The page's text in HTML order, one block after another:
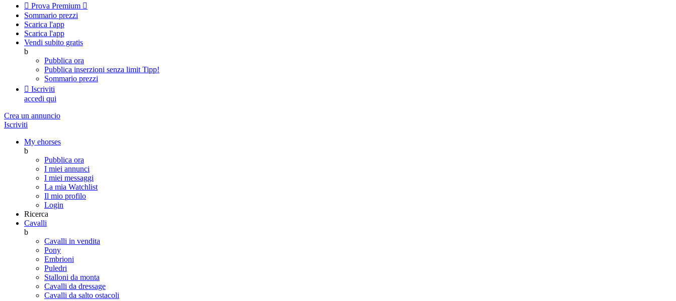
 Prova Premium 
Sommario prezzi
Scarica l'app
Scarica l'app
Vendi subito gratis
b
Pubblica ora
Pubblica inserzioni senza limit Tipp!
Sommario prezzi
 Iscriviti
accedi qui
Crea un annuncio
Iscriviti
My ehorses
b
Pubblica ora
I miei annunci
I miei messaggi
La mia Watchlist
Il mio profilo
Login
Ricerca
Cavalli
b
Cavalli in vendita
Pony
Embrioni
Puledri
Stalloni da monta
Cavalli da dressage
Cavalli da salto ostacoli